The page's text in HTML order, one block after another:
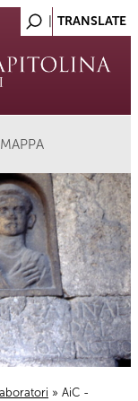
MAPPA
» AiC -